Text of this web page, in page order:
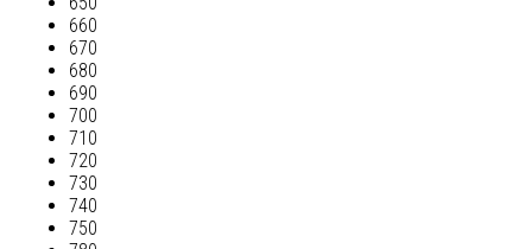
660
670
680
690
700
710
720
730
740
750